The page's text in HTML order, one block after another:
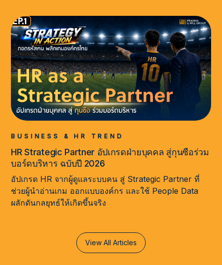
BUSINESS & HR TREND
HR Strategic Partner อัปเกรดฝ่ายบุคคล สู่กุนซือร่วม
บอร์ดบริหาร ฉบับปี 2026
อัปเกรด HR จากผู้ดูแลระบบคน สู่ Strategic Partner ที่
ช่วยผู้นำอ่านเกม ออกแบบองค์กร และใช้ People Data
ผลักดันกลยุทธ์ให้เกิดขึ้นจริง
View All Articles